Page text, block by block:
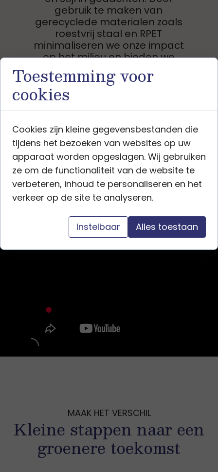
gebruik te maken van
gerecyclede materialen zoals
roestvrij staal en RPET
minimaliseren we onze impact
op het milieu en bieden we
producten aan die niet alleen
praktisch zijn, maar ook
esthetisch aantrekkelijk.
Lees meer
MAAK HET VERSCHIL
Kleine stappen naar een
groenere toekomst
Toestemming voor
cookies
Cookies zijn kleine gegevensbestanden die
tijdens het bezoeken van websites op uw
apparaat worden opgeslagen. Wij gebruiken
ze om de functionaliteit van de website te
verbeteren, inhoud te personaliseren en het
verkeer op de site te analyseren.
Instelbaar Alles toestaan